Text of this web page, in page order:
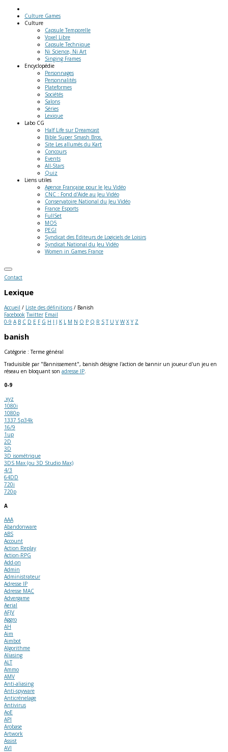
Culture Games
Culture
Capsule Temporelle
Voxel Libre
Capsule Technique
Ni Science, Ni Art
Singing Frames
Encyclopédie
Personnages
Personnalités
Plateformes
Sociétés
Salons
Séries
Lexique
Labo CG
Half Life sur Dreamcast
Bible Super Smash Bros.
Site Les allumés du Kart
Concours
Events
All-Stars
Quiz
Liens utiles
Agence Française pour le Jeu Vidéo
CNC : Fond d'Aide au Jeu Vidéo
Conservatoire National du Jeu Vidéo
France Esports
FullSet
MO5
PEGI
Syndicat des Editeurs de Logiciels de Loisirs
Syndicat National du Jeu Vidéo
Women in Games France
Contact
Lexique
Accueil / Liste des définitions / Banish
Facebook Twitter Email
0-9 A B C D E F G H I J K L M N O P Q R S T U V W X Y Z
banish
Catégorie : Terme général
Traduisible par "Bannissement", banish désigne l'action de bannir un joueur d'un jeu en
réseau en bloquant son adresse IP
0-9
.xyz
1080i
1080p
1337 5p34k
16/9
1up
2D
3D
3D isométrique
3DS Max (ou 3D Studio Max)
4/3
64DD
720i
720p
A
AAA
Abandonware
ABS
Account
Action Replay
Action-RPG
Add-on
Admin
Administrateur
Adresse IP
Adresse MAC
Advergame
Aerial
AFJV
Aggro
AH
Aim
Aimbot
Algorithme
Aliasing
ALT
Ammo
AMV
Anti-aliasing
Anti-spyware
Anticrénelage
Antivirus
AoE
API
Arobase
Artwork
Assist
AVI